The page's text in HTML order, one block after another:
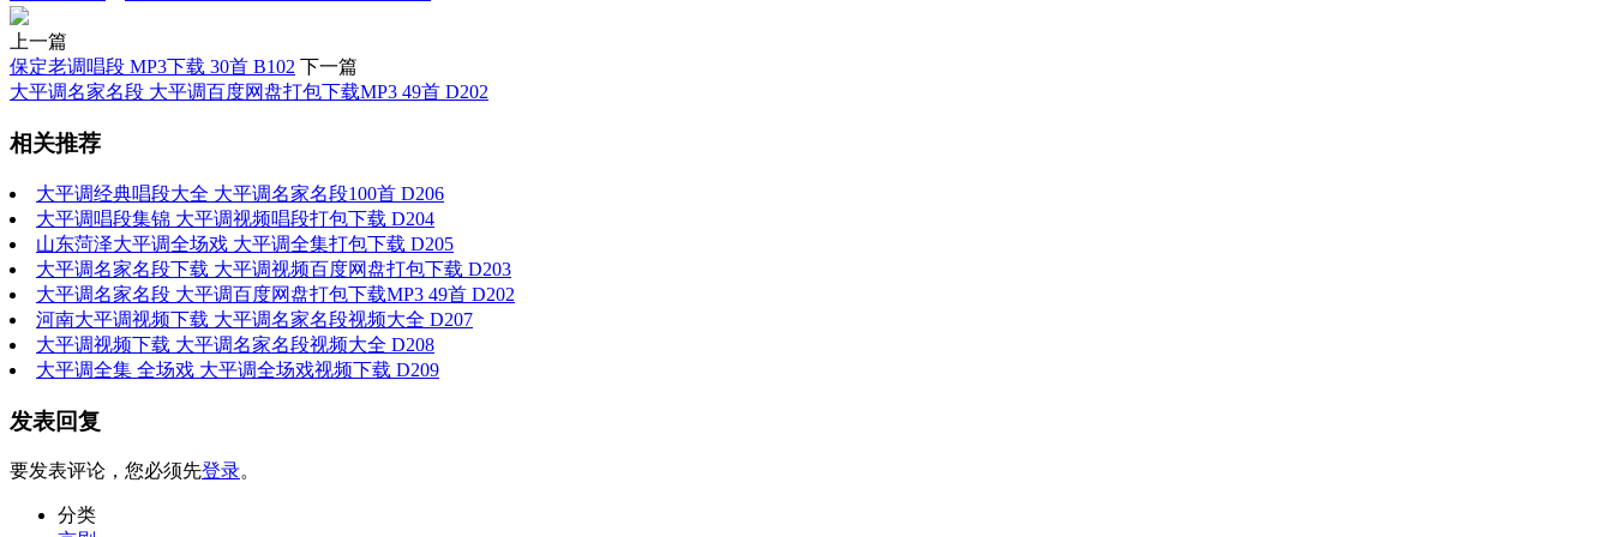
上一篇
保定老调唱段 MP3下载 30首 B102 下一篇
大平调名家名段 大平调百度网盘打包下载MP3 49首 D202
相关推荐
大平调经典唱段大全 大平调名家名段100首 D206
大平调唱段集锦 大平调视频唱段打包下载 D204
山东菏泽大平调全场戏 大平调全集打包下载 D205
大平调名家名段下载 大平调视频百度网盘打包下载 D203
大平调名家名段 大平调百度网盘打包下载MP3 49首 D202
河南大平调视频下载 大平调名家名段视频大全 D207
大平调视频下载 大平调名家名段视频大全 D208
大平调全集 全场戏 大平调全场戏视频下载 D209
发表回复
要发表评论，您必须先登录。
分类